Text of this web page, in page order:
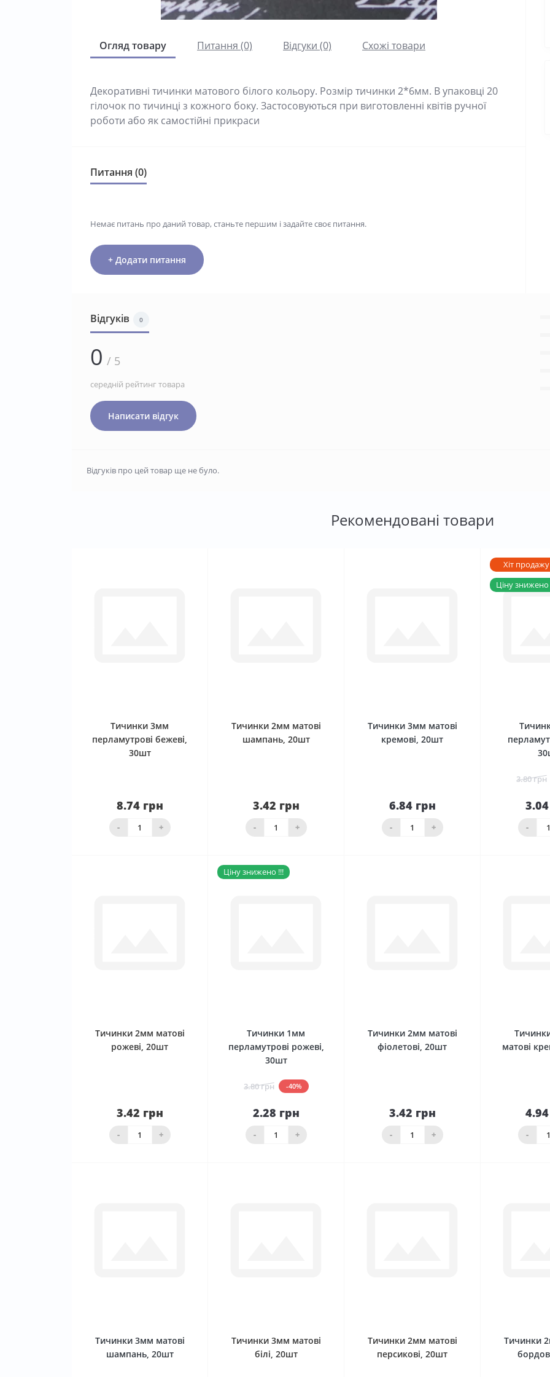
Огляд товару Питання (0) Відгуки (0) Схожі товари
Декоративні тичинки матового білого кольору. Розмір тичинки 2*6мм. В упаковці 20
гілочок по тичинці з кожного боку. Застосовуються при виготовленні квітів ручної
роботи або як самостійні прикраси
Питання (0)
Немає питань про даний товар, станьте першим і задайте своє питання.
+ Додати питання
Відгуків 0
0 / 5
середній рейтинг товара
Написати відгук
Відгуків про цей товар ще не було.
Рекомендовані товари
Тичинки 3мм
перламутрові бежеві,
30шт
8.74 грн
- +
Нема в наявності
Тичинки 2мм матові
шампань, 20шт
3.42 грн
- +
Нема в наявності
Тичинки 3мм матові
кремові, 20шт
6.84 грн
- +
кошика
Хіт продажу
Ціну знижено
3.80 грн
-
Тичинки 2мм матові
рожеві, 20шт
3.42 грн
- +
Нема в наявності
Ціну знижено !!!
Тичинки 1мм
перламутрові рожеві,
30шт
3.80 грн -40%
2.28 грн
- +
кошика
Тичинки 2мм матові
фіолетові, 20шт
3.42 грн
- +
кошика
матові
-
Тичинки 3мм матові
шампань, 20шт
Тичинки 3мм матові
білі, 20шт
Тичинки 2мм матові
персикові, 20шт
Тичинки